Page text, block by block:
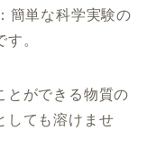
簡単な科学実験の
す。
とができる物質の
しても溶けませ